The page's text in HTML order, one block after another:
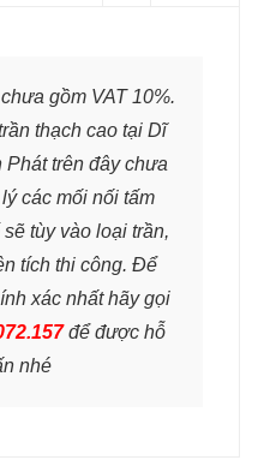
gồm VAT 10%.
thạch cao tại Dĩ
Phát trên đây chưa
các mối nối tấm
tùy vào loại trần,
tích thi công. Để
xác nhất hãy gọi
để được hỗ
nhé